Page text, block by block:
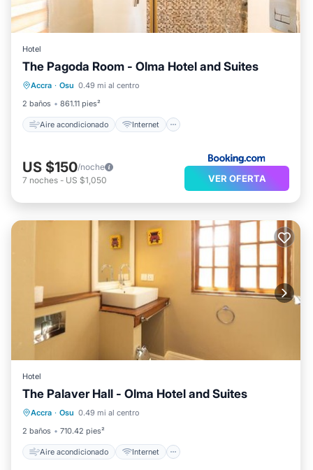
Hotel
The Pagoda Room - Olma Hotel and Suites
Accra · Osu 0.49 mi al centro
2 baños
861.11 pies²
Aire acondicionado Internet
Aire acondicionado
Internet
Se admiten mascotas
US $150/noche
7 noches - US $1,050 VER OFERTA
Hotel
The Palaver Hall - Olma Hotel and Suites
Accra · Osu 0.49 mi al centro
2 baños
710.42 pies²
Aire acondicionado Internet
Aire acondicionado
Internet
Se admiten mascotas